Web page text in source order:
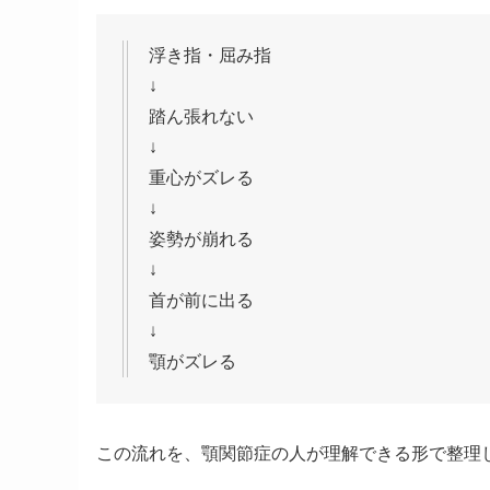
浮き指・屈み指
↓
踏ん張れない
↓
重心がズレる
↓
姿勢が崩れる
↓
首が前に出る
↓
顎がズレる
この流れを、顎関節症の人が理解できる形で整理